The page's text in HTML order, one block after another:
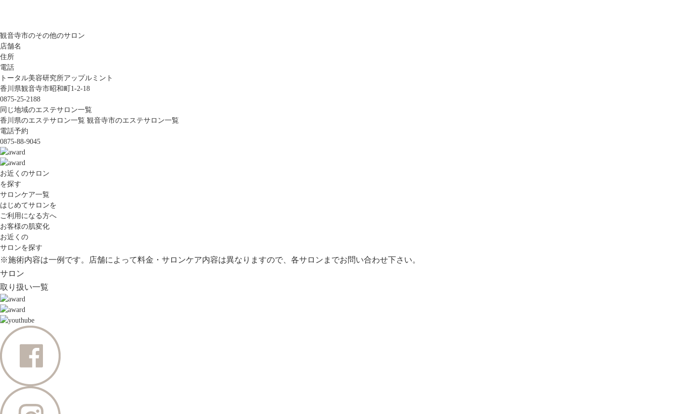
観音寺市のその他のサロン
店舗名
住所
電話
トータル美容研究所アップルミント
香川県観音寺市昭和町1-2-18
0875-25-2188
同じ地域のエステサロン一覧
香川県のエステサロン一覧 観音寺市のエステサロン一覧
電話予約
0875-88-9045
お近くのサロン
を探す
サロンケア一覧
はじめてサロンを
ご利用になる方へ
お客様の肌変化
お近くの
サロンを探す
※施術内容は一例です。店舗によって料金・サロンケア内容は異なりますので、各サロンまでお問い合わせ下さい。
サロン
取り扱い一覧